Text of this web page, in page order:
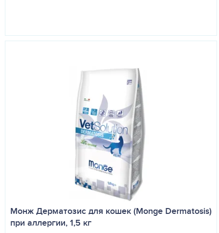
Монж Дерматозис для кошек (Monge Dermatosis)
при аллергии, 1,5 кг